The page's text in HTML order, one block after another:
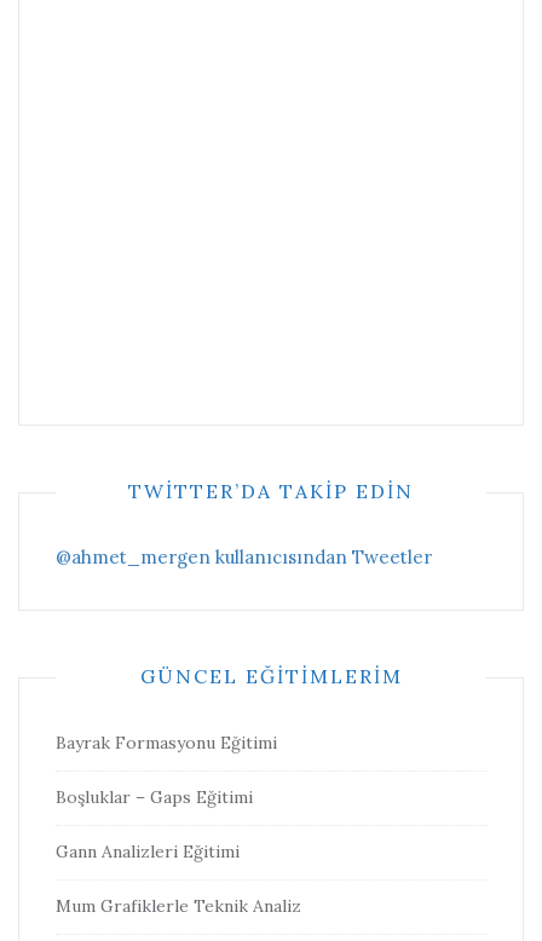
TWITTER’DA TAKIP EDIN
@ahmet_mergen kullanıcısından Tweetler
GÜNCEL EĞITIMLERIM
Bayrak Formasyonu Eğitimi
Boşluklar – Gaps Eğitimi
Gann Analizleri Eğitimi
Mum Grafiklerle Teknik Analiz